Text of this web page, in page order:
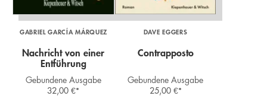
GABRIEL GARCÍA MÁRQUEZ
Nachricht von einer
Entführung
Gebundene Ausgabe
32,00€*
DAVE EGGERS
Contrapposto
Gebundene Ausgabe
25,00 €*